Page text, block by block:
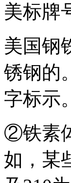
美标牌
美国钢
锈钢的
字标示。
②铁素
如，某